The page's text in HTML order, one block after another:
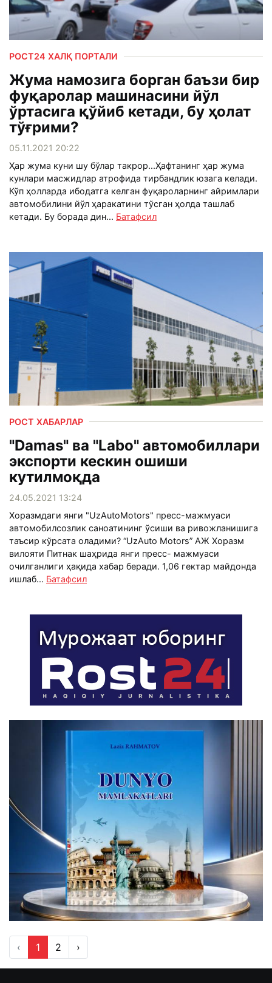
РОСТ24 ХАЛҚ ПОРТАЛИ
Жума намозига борган баъзи бир
фуқаролар машинасини йўл
ўртасига қўйиб кетади, бу ҳолат
тўғрими?
05.11.2021 20:22
Ҳар жума куни шу бўлар такрор...Ҳафтанинг ҳар жума
кунлари масжидлар атрофида тирбандлик юзага келади.
Кўп ҳолларда ибодатга келган фуқароларнинг айримлари
автомобилини йўл ҳаракатини тўсган ҳолда ташлаб
кетади. Бу борада дин... Батафсил
РОСТ ХАБАРЛАР
"Damas" ва "Labo" автомобиллари
экспорти кескин ошиши
кутилмоқда
24.05.2021 13:24
Хоразмдаги янги "UzAutoMotors" пресс-мажмуаси
автомобилсозлик саноатининг ўсиши ва ривожланишига
таъсир кўрсата оладими? “UzAuto Motors” АЖ Хоразм
вилояти Питнак шаҳрида янги пресс- мажмуаси
очилганлиги ҳақида хабар беради. 1,06 гектар майдонда
ишлаб... Батафсил
‹ 1 2 ›